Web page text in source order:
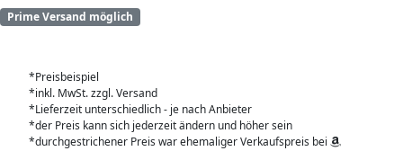
Prime Versand möglich
*Preisbeispiel
*inkl. MwSt. zzgl. Versand
*Lieferzeit unterschiedlich - je nach Anbieter
*der Preis kann sich jederzeit ändern und höher sein
*durchgestrichener Preis war ehemaliger Verkaufspreis bei